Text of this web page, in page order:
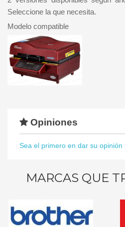
Seleccione la que necesita.
Modelo compatible
Opiniones
Sea el primero en dar su opinión
MARCAS QUE